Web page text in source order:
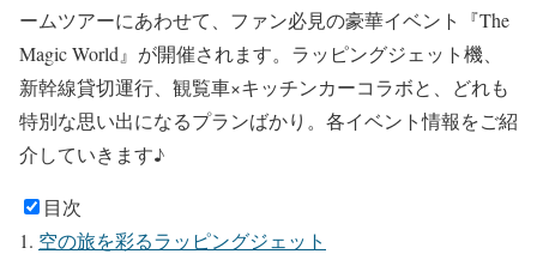
ームツアーにあわせて、ファン必見の豪華イベント『The
Magic World』が開催されます。ラッピングジェット機、
新幹線貸切運行、観覧車×キッチンカーコラボと、どれも
特別な思い出になるプランばかり。各イベント情報をご紹
介していきます♪
目次
空の旅を彩るラッピングジェット